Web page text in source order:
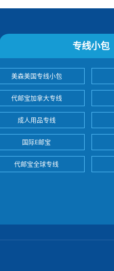
专线小包
美森美国专线小包
代邮宝加拿大专线
成人用品专线
国际E邮宝
代邮宝全球专线